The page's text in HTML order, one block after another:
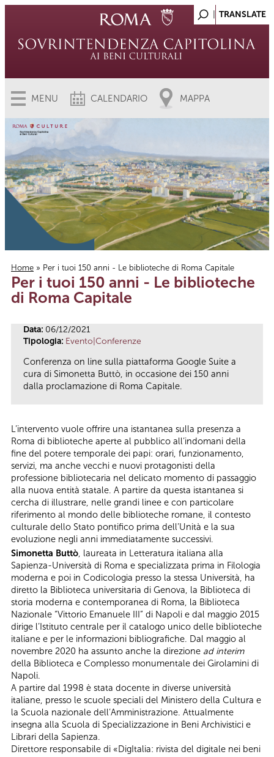
MENU CALENDARIO MAPPA
Tu sei qui
Home » Per i tuoi 150 anni - Le biblioteche di Roma Capitale
Per i tuoi 150 anni - Le biblioteche
di Roma Capitale
Data: 06/12/2021
Tipologia: Evento|Conferenze
Conferenza on line sulla piattaforma Google Suite a
cura di Simonetta Buttò, in occasione dei 150 anni
dalla proclamazione di Roma Capitale.
L’intervento vuole offrire una istantanea sulla presenza a
Roma di biblioteche aperte al pubblico all’indomani della
fine del potere temporale dei papi: orari, funzionamento,
servizi, ma anche vecchi e nuovi protagonisti della
professione bibliotecaria nel delicato momento di passaggio
alla nuova entità statale. A partire da questa istantanea si
cercha di illustrare, nelle grandi linee e con particolare
riferimento al mondo delle biblioteche romane, il contesto
culturale dello Stato pontifico prima dell’Unità e la sua
evoluzione negli anni immediatamente successivi.
Simonetta Buttò, laureata in Letteratura italiana alla
Sapienza-Università di Roma e specializzata prima in Filologia
moderna e poi in Codicologia presso la stessa Università, ha
diretto la Biblioteca universitaria di Genova, la Biblioteca di
storia moderna e contemporanea di Roma, la Biblioteca
Nazionale “Vittorio Emanuele III” di Napoli e dal maggio 2015
dirige l’Istituto centrale per il catalogo unico delle biblioteche
italiane e per le informazioni bibliografiche. Dal maggio al
novembre 2020 ha assunto anche la direzione ad interim
della Biblioteca e Complesso monumentale dei Girolamini di
Napoli.
A partire dal 1998 è stata docente in diverse università
italiane, presso le scuole speciali del Ministero della Cultura e
la Scuola nazionale dell’Amministrazione. Attualmente
insegna alla Scuola di Specializzazione in Beni Archivistici e
Librari della Sapienza.
Direttore responsabile di «DigItalia: rivista del digitale nei beni